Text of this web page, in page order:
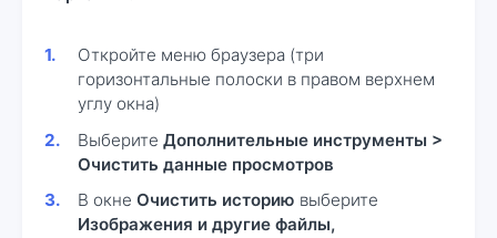
Откройте меню браузера (три
горизонтальные полоски в правом верхнем
углу окна)
ВыберитеДополнительные инструменты >
Очистить данные просмотров
В окнеОчистить историю выберите
Изображения и другие файлы,